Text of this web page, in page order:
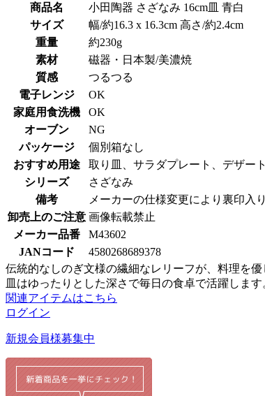
商品名
小田陶器 さざなみ 16cm皿 青白
サイズ
幅/約16.3 x 16.3cm 高さ/約2.4cm
重量
約230g
素材
磁器・日本製/美濃焼
質感
つるつる
電子レンジ
OK
家庭用食洗機
OK
オーブン
NG
パッケージ
個別箱なし
おすすめ用途
取り皿、サラダプレート、デザー
シリーズ
さざなみ
備考
メーカーの仕様変更により裏印入
卸売上のご注意 画像転載禁止
メーカー品番
M43602
JANコード
4580268689378
伝統的なしのぎ文様の繊細なレリーフが、料理を優
皿はゆったりとした深さで毎日の食卓で活躍します
関連アイテムはこちら
ログイン
新規会員様募集中